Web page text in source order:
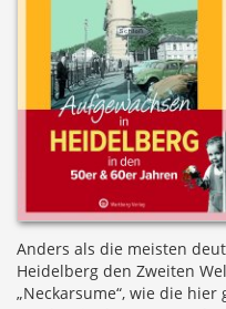
Anders als die meisten
Heidelberg den Zweiten
„Neckarsume“, wie die